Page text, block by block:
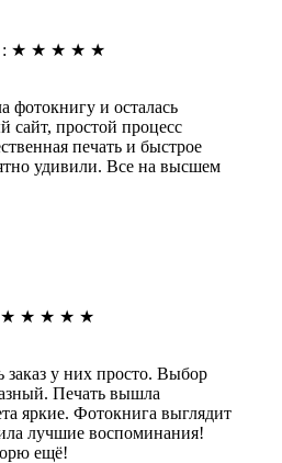
: ★ ★ ★ ★ ★
фотокнигу и осталась
сайт, простой процесс
печать и быстрое
удивили. Все на высшем
★ ★ ★ ★ ★
заказ у них просто. Выбор
Печать вышла
яркие. Фотокнига выглядит
лучшие воспоминания!
ещё!